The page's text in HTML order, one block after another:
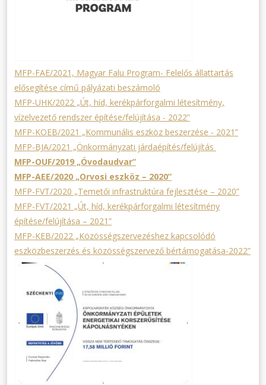
MFP-FAE/2021, Magyar Falu Program- Felelős állattartás
elősegítése című pályázati beszámoló
MFP-UHK/2022 „Út, híd, kerékpárforgalmi létesítmény,
vízelvezető rendszer építése/felújítása - 2022”
MFP-KOEB/2021 „Kommunális eszköz beszerzése - 2021”
MFP-BJA/2021 „Önkormányzati járdaépítés/felújítás
MFP-OUF/2019 „Óvodaudvar”
MFP-AEE/2020 „Orvosi eszköz – 2020”
MFP-FVT/2020 „Temetői infrastruktúra fejlesztése – 2020”
MFP-FVT/2021 „Út, híd, kerékpárforgalmi létesítmény
építése/felújítása – 2021”
MFP-KEB/2022 „Közösségszervezéshez kapcsolódó
eszközbeszerzés és közösségszervező bértámogatása-2022”